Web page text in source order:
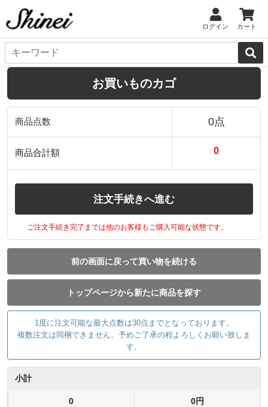
ログイン カート
お買いものカゴ
商品点数 0点
商品合計額 0
注文手続きへ進む
ご注文手続き完了までは他のお客様もご購入可能な状態です。
前の画面に戻って買い物を続ける
トップページから新たに商品を探す
1度に注文可能な最大点数は30点までとなっております。
複数注文は同梱できません。予めご了承の程よろしくお願い致しま
す。
小計
0 0円